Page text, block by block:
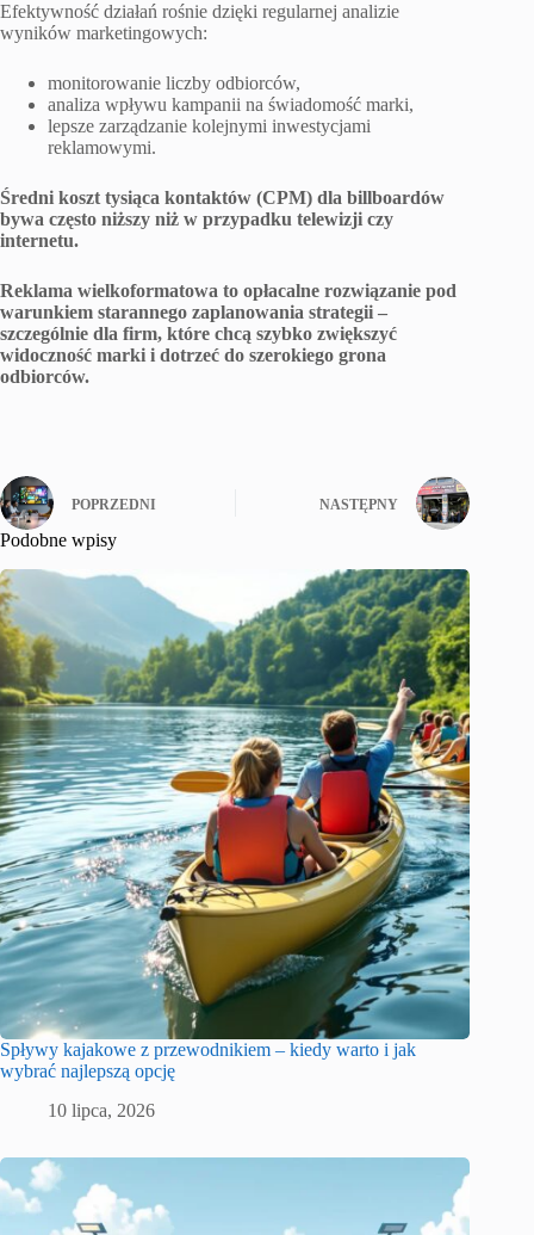
Efektywność działań rośnie dzięki regularnej analizie
wyników marketingowych:
monitorowanie liczby odbiorców,
analiza wpływu kampanii na świadomość marki,
lepsze zarządzanie kolejnymi inwestycjami
reklamowymi.
Średni koszt tysiąca kontaktów (CPM) dla billboardów
bywa często niższy niż w przypadku telewizji czy
internetu.
Reklama wielkoformatowa to opłacalne rozwiązanie pod
warunkiem starannego zaplanowania strategii –
szczególnie dla firm, które chcą szybko zwiększyć
widoczność marki i dotrzeć do szerokiego grona
odbiorców.
POPRZEDNI NASTĘPNY
Podobne wpisy
Spływy kajakowe z przewodnikiem – kiedy warto i jak
wybrać najlepszą opcję
10 lipca, 2026